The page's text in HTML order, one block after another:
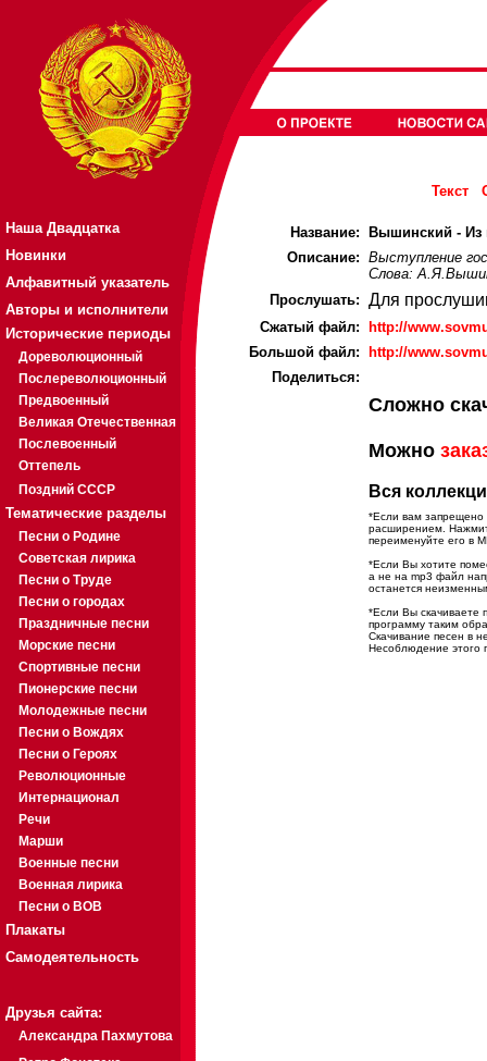
Наша Двадцатка
Новинки
Алфавитный указатель
Авторы и исполнители
Исторические периоды
Дореволюционный
Послереволюционный
Предвоенный
Великая Отечественная
Послевоенный
Оттепель
Поздний СССР
Тематические разделы
Песни о Родине
Советская лирика
Песни о Труде
Песни о городах
Праздничные песни
Морские песни
Спортивные песни
Пионерские песни
Молодежные песни
Песни о Вождях
Песни о Героях
Революционные
Интернационал
Речи
Марши
Военные песни
Военная лирика
Песни о ВОВ
Плакаты
Самодеятельность
Друзья сайта:
Александра Пахмутова
Текст
Название:
Вышинский - Из
Описание: Выступление
Слова:
Прослушать: Для
Cжатый файл:
http://
Большой файл:
http://
Поделиться:
Сложно
Можно
Вся
*Если вам запрещено
расширением.
переименуйте его в
*Если Вы хотите
а не на mp3 файл
останется
*Если Вы скачиваете
программу таким
Скачивание песен в
Несоблюдение этого